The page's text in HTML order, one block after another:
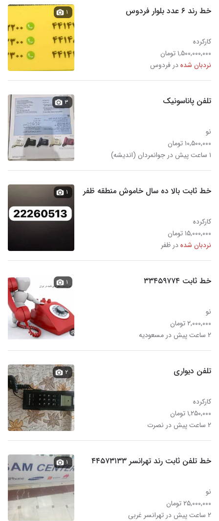
خط رند ۶ عدد بلوار فردوس
کارکرده
۱,۵۰۰,۰۰۰,۰۰۰ تومان
نردبان شدهدر فردوس
۱
تلفن پاناسونیک
نو
۱۰,۵۰۰,۰۰۰ تومان
۱ ساعت پیش در جوانمردان (اندیشه)
۳
خط ثابت بالا ده سال خاموش منطقه ظفر
کارکرده
۱۵,۰۰۰,۰۰۰ تومان
نردبان شدهدر ظفر
۱
خط ثابت ۳۳۴۵۹۷۷۴
نو
۲,۰۰۰,۰۰۰ تومان
۲ ساعت پیش در مسعودیه
۱
تلفن دیواری
کارکرده
۱,۲۵۰,۰۰۰ تومان
۲ ساعت پیش در نصرت
۲
خط تلفن ثابت رند تهرانسر ۴۴۵۷۳۱۳۳
نو
۲۵,۰۰۰,۰۰۰ تومان
۲ ساعت پیش در تهرانسر غربی
۱